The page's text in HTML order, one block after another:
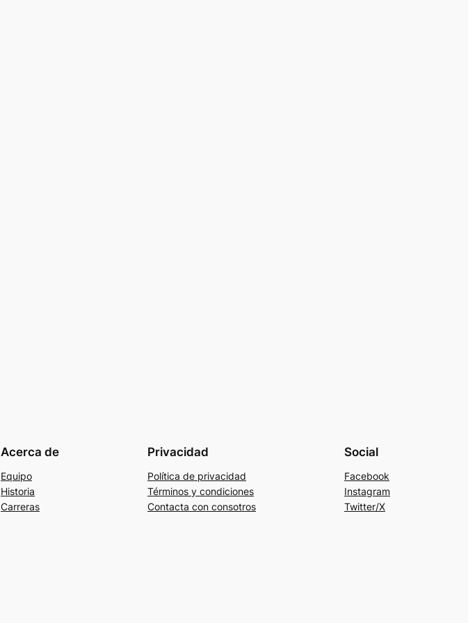
Acerca de
Equipo
Historia
Carreras
Privacidad
Política de privacidad
Términos y condiciones
Contacta con consotros
Social
Facebook
Instagram
Twitter/X